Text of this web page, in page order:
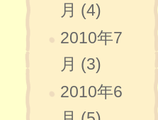
月 (4)
2010年7
月 (3)
2010年6